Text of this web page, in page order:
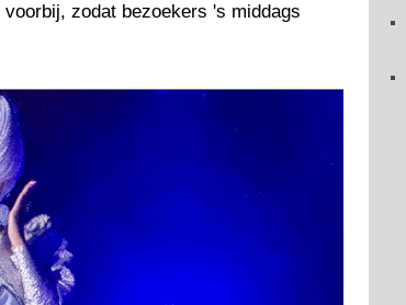
voorbij, zodat bezoekers 's middags